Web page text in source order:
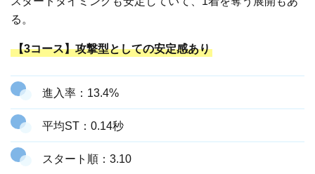
る。
【3コース】攻撃型としての安定感あり
進入率：13.4%
平均ST：0.14秒
スタート順：3.10